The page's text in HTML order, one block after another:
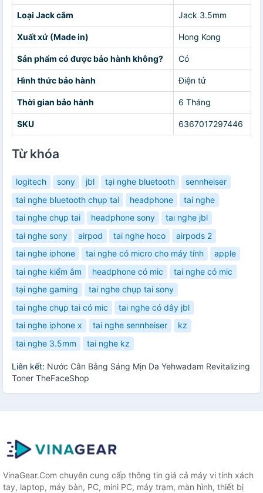
Loại Jack cắm Jack 3.5mm
Xuất xứ (Made in) Hong Kong
Sản phẩm có được bảo hành không? Có
Hình thức bảo hành Điện tử
Thời gian bảo hành 6 Tháng
SKU 6367017297446
Từ khóa
logitech sony jbl tại nghe bluetooth
sennheiser
tai nghe bluetooth chụp tai
headphone
tai nghe
tai nghe chụp tai
headphone sony
tai nghe jbl
tai nghe sony
airpod tai nghe hoco
airpods 2
tai nghe iphone
tai nghe có micro cho máy tính
apple
tai nghe kiểm âm
headphone có mic
tai nghe có mic
tại nghe gaming
tai nghe chụp tai sony
tai nghe chụp tai có mic
tai nghe có dây jbl
tai nghe iphone x
tai nghe sennheiser
kz
tai nghe 3.5mm
tai nghe kz
Liên kết: Nước Cân Bằng Sáng Mịn Da Yehwadam Revitalizing
Toner TheFaceShop
VinaGear.Com chuyên cung cấp thông tin giá cả máy vi tính xách
tay, laptop, máy bàn, PC, mini PC, máy trạm, màn hình, thiết bị